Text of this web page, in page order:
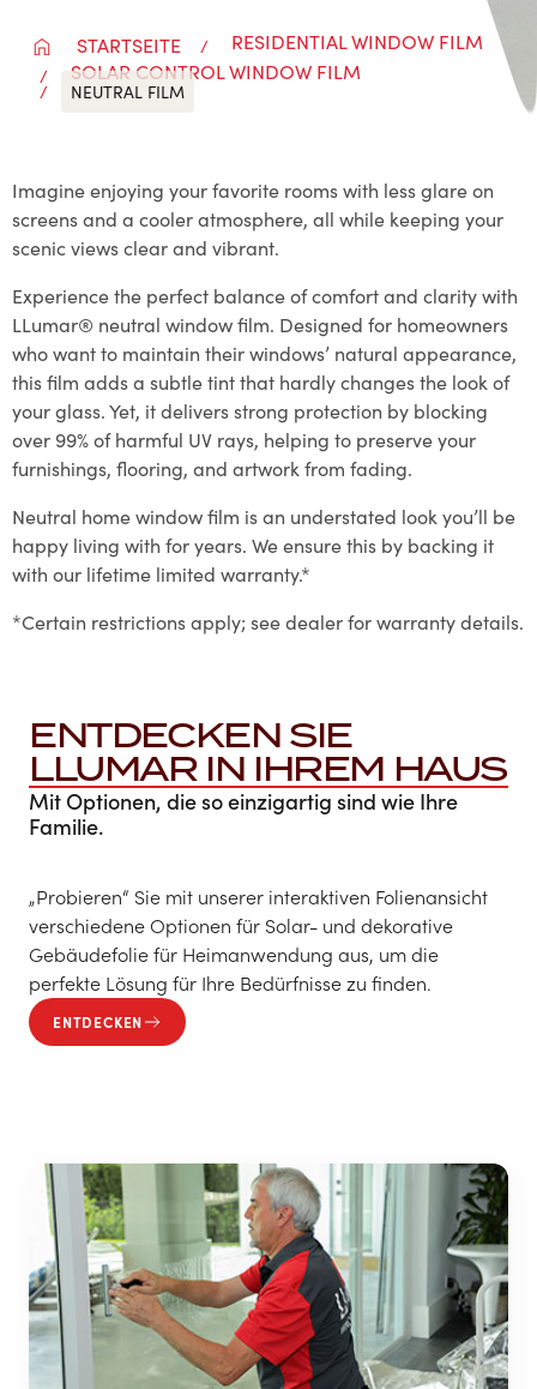
STARTSEITE
RESIDENTIAL WINDOW FILM
SOLAR CONTROL WINDOW FILM
NEUTRAL FILM
Imagine enjoying your favorite rooms with less glare on
screens and a cooler atmosphere, all while keeping your
scenic views clear and vibrant.
Experience the perfect balance of comfort and clarity with
LLumar® neutral window film. Designed for homeowners
who want to maintain their windows’ natural appearance,
this film adds a subtle tint that hardly changes the look of
your glass. Yet, it delivers strong protection by blocking
over 99% of harmful UV rays, helping to preserve your
furnishings, flooring, and artwork from fading.
Neutral home window film is an understated look you’ll be
happy living with for years. We ensure this by backing it
with our lifetime limited warranty.*
*Certain restrictions apply; see dealer for warranty details.
ENTDECKEN SIE
LLUMAR IN IHREM HAUS
Mit Optionen, die so einzigartig sind wie Ihre
Familie.
„Probieren“ Sie mit unserer interaktiven Folienansicht
verschiedene Optionen für Solar- und dekorative
Gebäudefolie für Heimanwendung aus, um die
perfekte Lösung für Ihre Bedürfnisse zu finden.
ENTDECKEN